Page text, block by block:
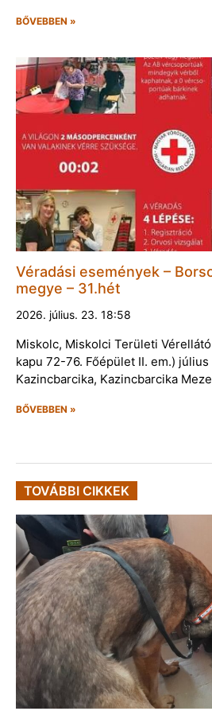
BŐVEBBEN »
Véradási események –
megye – 31.hét
2026. július. 23. 18:58
Miskolc, Miskolci Területi
kapu 72-76. Főépület II. em.)
Kazincbarcika, Kazincbarcika
BŐVEBBEN »
TOVÁBBI CIKKEK